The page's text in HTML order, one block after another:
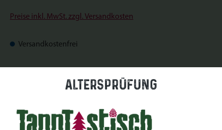
Preise inkl. MwSt. zzgl. Versandkosten
Versandkostenfrei
Altersprüfung